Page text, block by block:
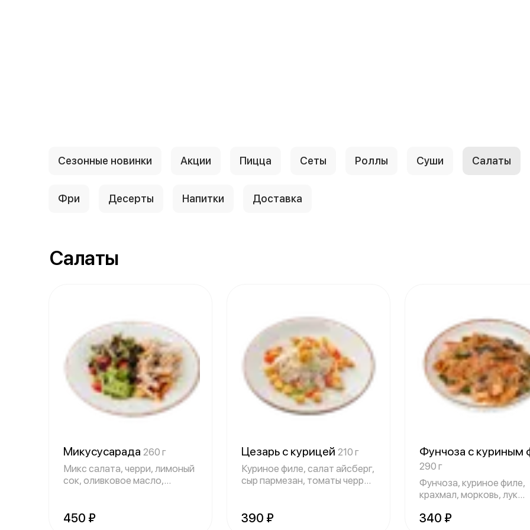
Сезонные новинки Акции Пицца Сеты Роллы Суши Салаты
Фри Десерты Напитки Доставка
Салаты
Микусусарада 260 г
Микс салата, черри, лимоный
сок, оливковое масло,
450 ₽
Цезарь с курицей 210 г
Куриное филе, салат айсберг,
сыр пармезан, томаты черри,
390 ₽
Фунчоза с куриным
290 г
Фунчоза, куриное филе,
крахмал, морковь, лук
340 ₽